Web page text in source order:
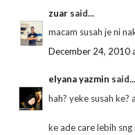
zuar said...
macam susah je ni
December 24, 2010
elyana yazmin said...
hah? yeke susah ke?
ke ade care lebih